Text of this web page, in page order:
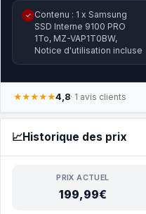
✓ Contenu : 1 x Samsung
SSD Interne 9100 PRO
1To, MZ-VAP1T0BW,
Notice d'utilisation incluse
★★★★★4,8· 1 avis clients
📈Historique des prix
PRIX ACTUEL
199,99€